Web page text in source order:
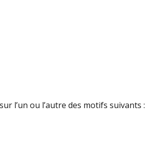
l’un ou l’autre des motifs suivants :